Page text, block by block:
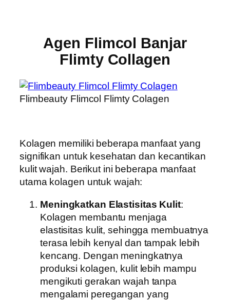
Agen Flimcol Banjar
Flimty Collagen
Flimbeauty Flimcol Flimty Colagen
Kolagen memiliki beberapa manfaat yang
signifikan untuk kesehatan dan kecantikan
kulit wajah. Berikut ini beberapa manfaat
utama kolagen untuk wajah:
Meningkatkan Elastisitas Kulit:
Kolagen membantu menjaga
elastisitas kulit, sehingga membuatnya
terasa lebih kenyal dan tampak lebih
kencang. Dengan meningkatnya
produksi kolagen, kulit lebih mampu
mengikuti gerakan wajah tanpa
mengalami peregangan yang